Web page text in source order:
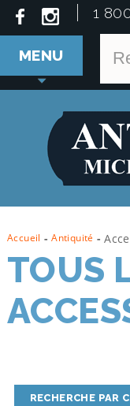
1
MENU
Accueil - Antiquité -
TOUS
RECHERCHE PAR